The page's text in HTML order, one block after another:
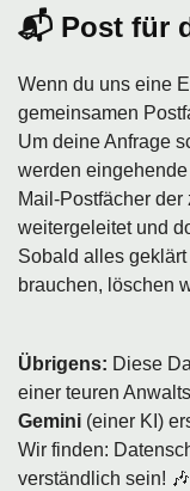
📬 Post für
Wenn du uns eine
gemeinsamen
Um deine Anfrage
werden
Mail-Postfächer
weitergeleitet und
Sobald alles
brauchen, löschen
Übrigens: Diese
einer teuren
Gemini (einer KI)
Wir finden:
verständlich sein! 🎶